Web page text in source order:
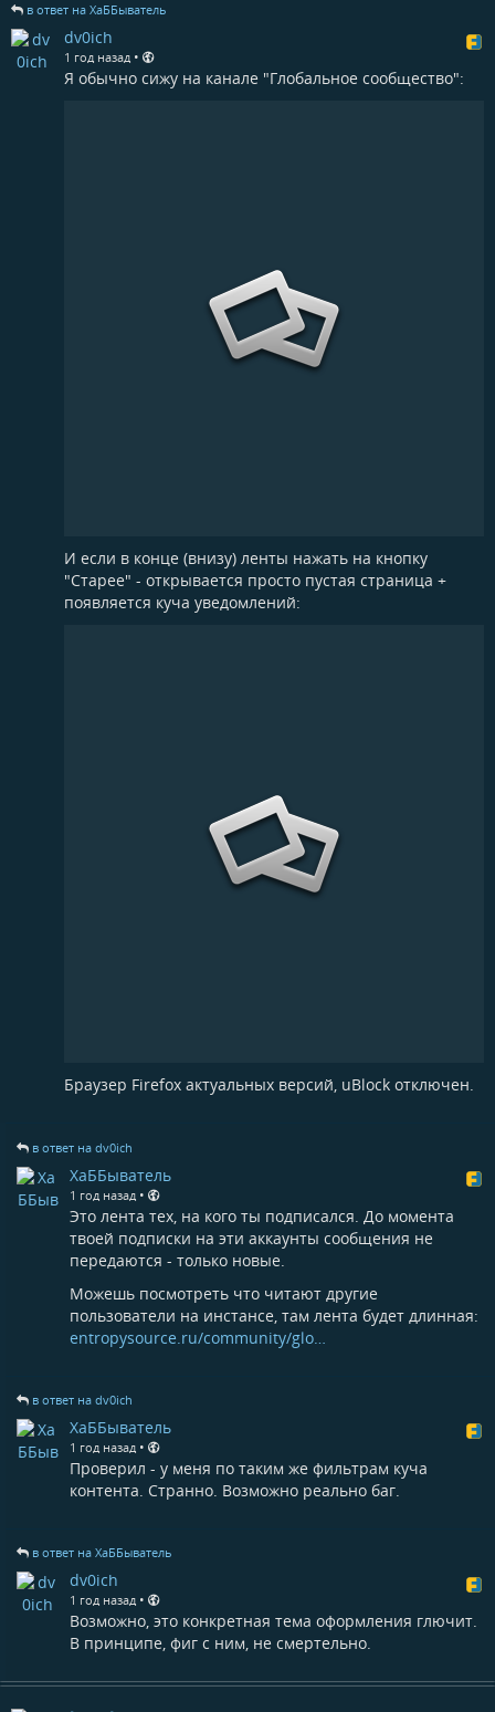
в ответ на ХаББыватель
dv0ich
1 год назад •
Я обычно сижу на канале "Глобальное сообщество":
И если в конце (внизу) ленты нажать на кнопку
"Старее" - открывается просто пустая страница +
появляется куча уведомлений:
Браузер Firefox актуальных версий, uBlock отключен.
в ответ на dv0ich
ХаББыватель
1 год назад •
Это лента тех, на кого ты подписался. До момента
твоей подписки на эти аккаунты сообщения не
передаются - только новые.
Можешь посмотреть что читают другие
пользователи на инстансе, там лента будет длинная:
entropysource.ru/community/glo…
в ответ на dv0ich
ХаББыватель
1 год назад •
Проверил - у меня по таким же фильтрам куча
контента. Странно. Возможно реально баг.
в ответ на ХаББыватель
dv0ich
1 год назад •
Возможно, это конкретная тема оформления глючит.
В принципе, фиг с ним, не смертельно.